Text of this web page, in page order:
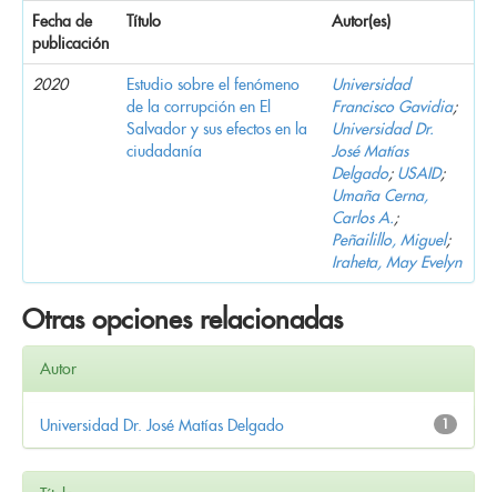
Fecha de
publicación
Título Autor(es)
2020
Estudio sobre el fenómeno
de la corrupción en El
Salvador y sus efectos en la
ciudadanía
Universidad
Francisco Gavidia;
Universidad Dr.
José Matías
Delgado; USAID;
Umaña Cerna,
Carlos A.;
Peñailillo, Miguel;
Iraheta, May Evelyn
Otras opciones relacionadas
Autor
1
Universidad Dr. José Matías Delgado